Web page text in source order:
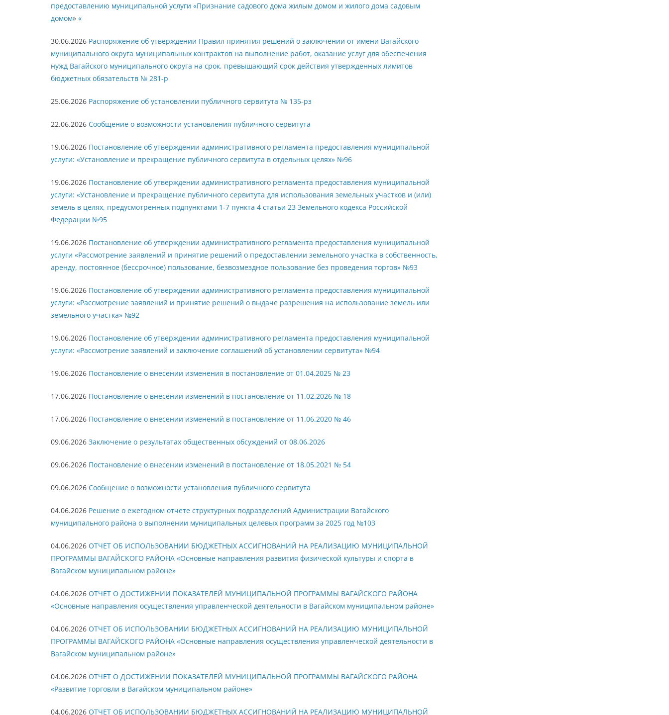
предоставлению муниципальной услуги «Признание садового дома жилым домом и жилого дома садовым
домом» «
30.06.2026 Распоряжение об утверждении Правил принятия решений о заключении от имени Вагайского
муниципального округа муниципальных контрактов на выполнение работ, оказание услуг для обеспечения
нужд Вагайского муниципального округа на срок, превышающий срок действия утвержденных лимитов
бюджетных обязательств № 281-р
25.06.2026 Распоряжение об установлении публичного сервитута № 135-рз
22.06.2026 Сообщение о возможности установления публичного сервитута
19.06.2026 Постановление об утверждении административного регламента предоставления муниципальной
услуги: «Установление и прекращение публичного сервитута в отдельных целях» №96
19.06.2026 Постановление об утверждении административного регламента предоставления муниципальной
услуги: «Установление и прекращение публичного сервитута для использования земельных участков и (или)
земель в целях, предусмотренных подпунктами 1-7 пункта 4 статьи 23 Земельного кодекса Российской
Федерации №95
19.06.2026 Постановление об утверждении административного регламента предоставления муниципальной
услуги «Рассмотрение заявлений и принятие решений о предоставлении земельного участка в собственность,
аренду, постоянное (бессрочное) пользование, безвозмездное пользование без проведения торгов» №93
19.06.2026 Постановление об утверждении административного регламента предоставления муниципальной
услуги: «Рассмотрение заявлений и принятие решений о выдаче разрешения на использование земель или
земельного участка» №92
19.06.2026 Постановление об утверждении административного регламента предоставления муниципальной
услуги: «Рассмотрение заявлений и заключение соглашений об установлении сервитута» №94
19.06.2026 Постановление о внесении изменения в постановление от 01.04.2025 № 23
17.06.2026 Постановление о внесении изменений в постановление от 11.02.2026 № 18
17.06.2026 Постановление о внесении изменений в постановление от 11.06.2020 № 46
09.06.2026 Заключение о результатах общественных обсуждений от 08.06.2026
09.06.2026 Постановление о внесении изменений в постановление от 18.05.2021 № 54
09.06.2026 Сообщение о возможности установления публичного сервитута
04.06.2026 Решение о ежегодном отчете структурных подразделений Администрации Вагайского
муниципального района о выполнении муниципальных целевых программ за 2025 год №103
04.06.2026 ОТЧЕТ ОБ ИСПОЛЬЗОВАНИИ БЮДЖЕТНЫХ АССИГНОВАНИЙ НА РЕАЛИЗАЦИЮ МУНИЦИПАЛЬНОЙ
ПРОГРАММЫ ВАГАЙСКОГО РАЙОНА «Основные направления развития физической культуры и спорта в
Вагайском муниципальном районе»
04.06.2026 ОТЧЕТ О ДОСТИЖЕНИИ ПОКАЗАТЕЛЕЙ МУНИЦИПАЛЬНОЙ ПРОГРАММЫ ВАГАЙСКОГО РАЙОНА
«Основные направления осуществления управленческой деятельности в Вагайском муниципальном районе»
04.06.2026 ОТЧЕТ ОБ ИСПОЛЬЗОВАНИИ БЮДЖЕТНЫХ АССИГНОВАНИЙ НА РЕАЛИЗАЦИЮ МУНИЦИПАЛЬНОЙ
ПРОГРАММЫ ВАГАЙСКОГО РАЙОНА «Основные направления осуществления управленческой деятельности в
Вагайском муниципальном районе»
04.06.2026 ОТЧЕТ О ДОСТИЖЕНИИ ПОКАЗАТЕЛЕЙ МУНИЦИПАЛЬНОЙ ПРОГРАММЫ ВАГАЙСКОГО РАЙОНА
«Развитие торговли в Вагайском муниципальном районе»
04.06.2026 ОТЧЕТ ОБ ИСПОЛЬЗОВАНИИ БЮДЖЕТНЫХ АССИГНОВАНИЙ НА РЕАЛИЗАЦИЮ МУНИЦИПАЛЬНОЙ